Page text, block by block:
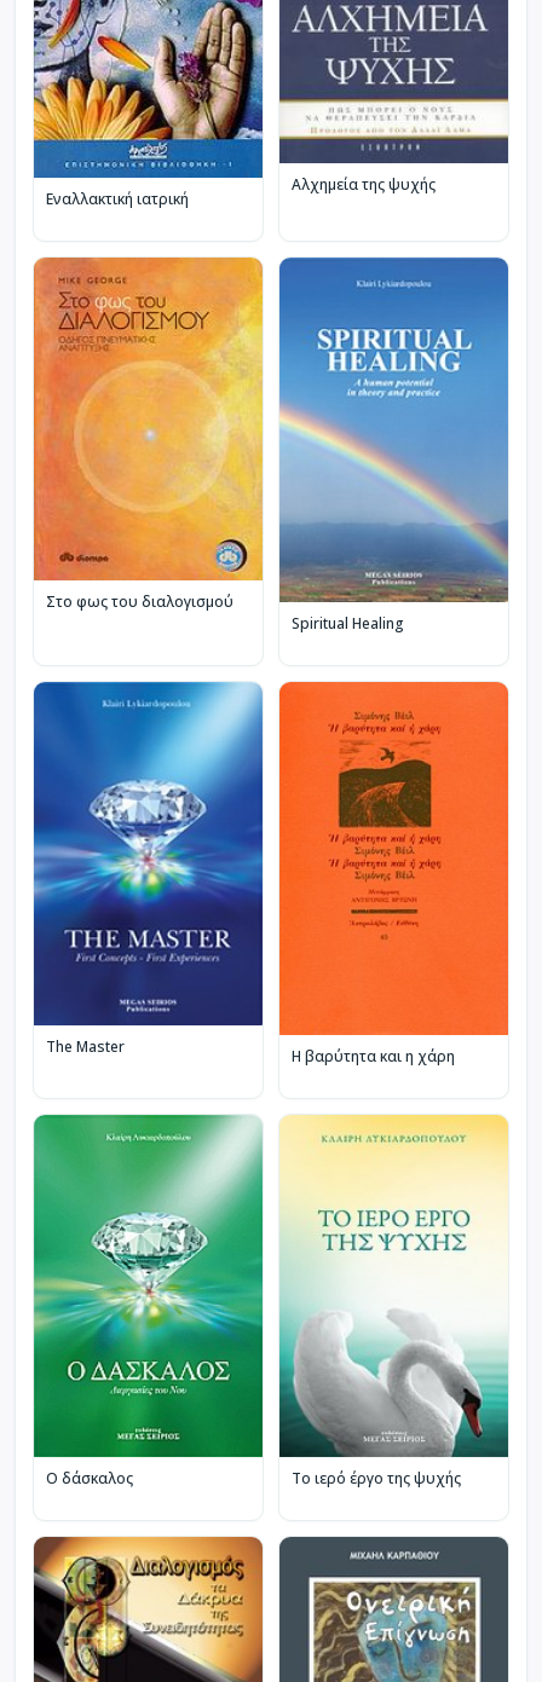
Εναλλακτική ιατρική
Αλχημεία της ψυχής
Στο φως του διαλογισμού
Spiritual Healing
The Master Η βαρύτητα και η χάρη
Ο δάσκαλος Το ιερό έργο της ψυχής